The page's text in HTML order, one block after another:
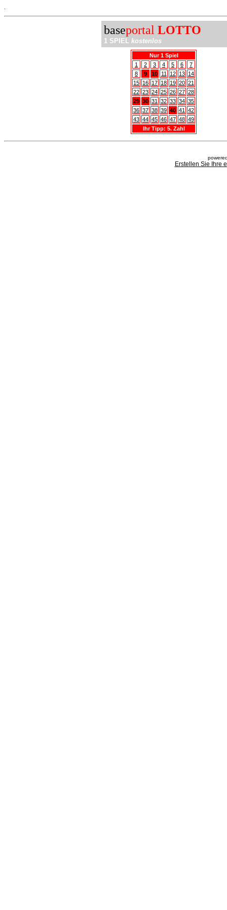
baseportal LOTTO
1 SPIEL kostenlos
Nur 1 Spiel
1
2 3 4 5 6
7
8
9 10 11 12 13 14
15 16 17 18 19 20 21
22 23 24 25 26 27 28
29 30 31 32 33 34 35
36 37 38 39 40 41
42
43 44 45 46 47 48 49
Ihr Tipp: 5. Zahl
Erstellen Sie Ihre